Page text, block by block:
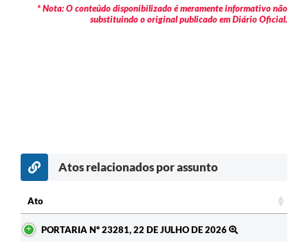
* Nota: O conteúdo disponibilizado é meramente informativo não
substituindo o original publicado em Diário Oficial.
Atos relacionados por assunto
Ato
PORTARIA Nº 23281, 22 DE JULHO DE 2026